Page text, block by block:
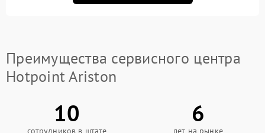
Преимущества сервисного центра
Hotpoint Ariston
10
сотрудников в штате
6
лет на рынке